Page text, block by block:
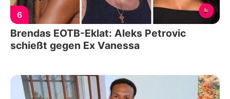
6
Brendas EOTB-Eklat: Aleks Petrovic
schießt gegen Ex Vanessa